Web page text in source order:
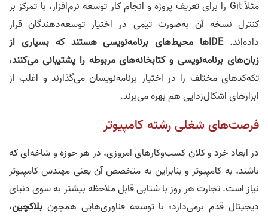
مثلاً Git را برای تعریف پروژه و انجام کار توسعه نرم‌افزار، با تمرکز بر
کنترل نسخه آن به‌صورت تیمی در اختیار توسعه‌دهندگان قرار
داده‌اند.
IDEها محیط‌های برنامه‌نویسی هستند که بسیاری از
زبان‌های برنامه‌نویسی و کتابخانه‌های مربوطه را پشتیبانی می‌کنند،
تکه‌کدهای مختلف را در اختیار برنامه‌نویسان می‌گذارند و اغلب از
ابزارهای اشکال‌زدایی هم بهره می‌برند.
فرصت‌های شغلی رشته کامپیوتر
در ابعاد خرد و کلان کسب‌و‌کارهای امروزی، در هر حوزه و شاخه‌ای که
باشند، به کامپیوتر و بنابراین به متخصص آن یعنی مهندس کامپیوتر
نیاز است. تجارت هر روز با شتابی قابل ملاحظه بیشتر به سوی دنیای
دیجیتال قدم برمی‌دارد؛ با توسعه فناوری‌هایی همچون بلاکچین،